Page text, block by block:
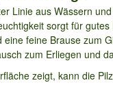
Linie aus Wässern
sorgt für
eine feine Brause zum
zum Erliegen und
zeigt, kann die